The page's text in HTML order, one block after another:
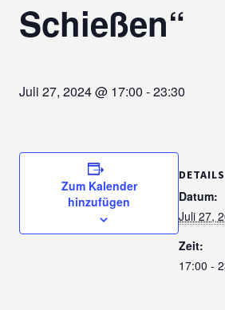
Schießen“
Juli 27, 2024 @ 17:00 -23:30
Zum Kalender
hinzufügen
DETAILS
Datum:
Juli 27,
Zeit:
17:00 -